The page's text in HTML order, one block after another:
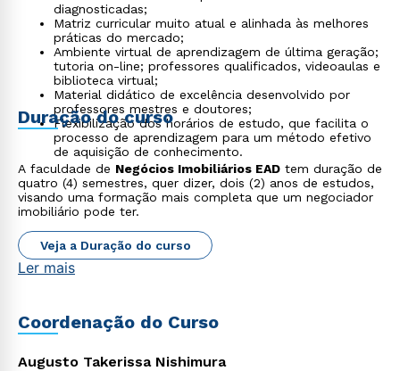
diagnosticadas;
Matriz curricular muito atual e alinhada às melhores
práticas do mercado;
Ambiente virtual de aprendizagem de última geração;
tutoria on-line; professores qualificados, videoaulas e
biblioteca virtual;
Material didático de excelência desenvolvido por
professores mestres e doutores;
Flexibilização dos horários de estudo, que facilita o
processo de aprendizagem para um método efetivo
de aquisição de conhecimento.
Duração do curso
A faculdade de Negócios Imobiliários EAD tem duração de
quatro (4) semestres, quer dizer, dois (2) anos de estudos,
visando uma formação mais completa que um negociador
imobiliário pode ter.
Veja a Duração do curso
Ler mais
Coordenação do Curso
Augusto Takerissa Nishimura